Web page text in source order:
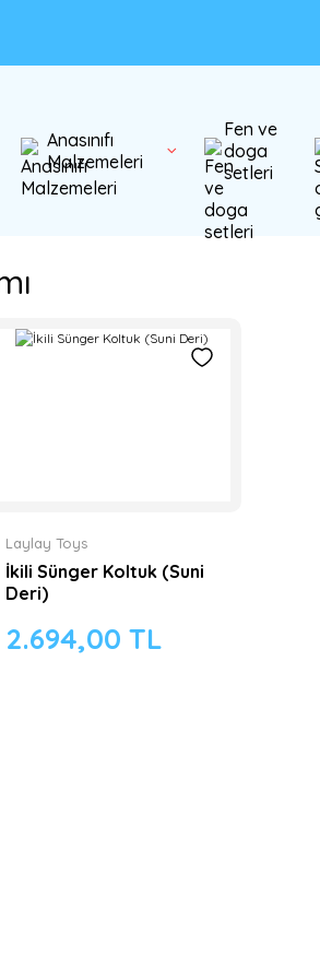
Anasınıfı
Malzemeleri
Fen ve
doga
setleri
Laylay Toys
İkili Sünger Koltuk (Suni
Deri)
2.694,00 TL